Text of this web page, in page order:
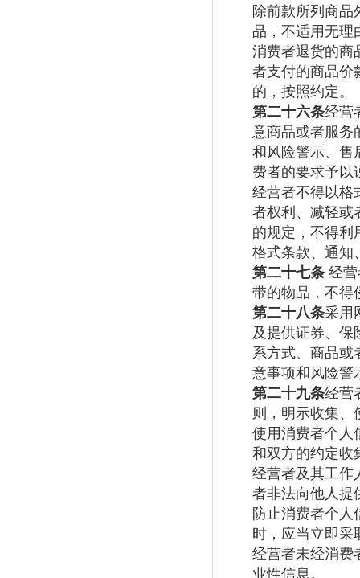
除前款所列商
品，不适用无理
消费者退货的商
者支付的商品价
的，按照约定。
第二十六条经营
意商品或者服务
和风险警示、售
费者的要求予以
经营者不得以格
者权利、减轻或
的规定，不得利
格式条款、通知
第二十七条经营
带的物品，不得
第二十八条采用
及提供证券、保
系方式、商品或
意事项和风险警
第二十九条经营
则，明示收集、
使用消费者个人
和双方的约定收
经营者及其工作
者非法向他人提
防止消费者个
时，应当立即采
经营者未经消费
业性信息。